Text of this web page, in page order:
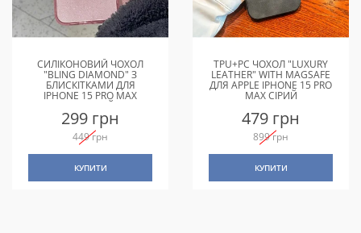
СИЛІКОНОВИЙ ЧОХОЛ
"BLING DIAMOND" З
БЛИСКІТКАМИ ДЛЯ
IPHONE 15 PRO MAX
РОЖЕВИЙ
299 грн
449 грн
КУПИТИ
TPU+PC ЧОХОЛ "LUXURY
LEATHER" WITH MAGSAFE
ДЛЯ APPLE IPHONE 15 PRO
MAX СІРИЙ
479 грн
899 грн
КУПИТИ